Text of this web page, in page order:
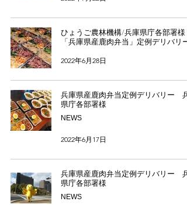
ひょうご農林機構/兵庫県庁各部署
「兵庫県産鹿肉弁当」定例デリバリー
2022年6月28日
兵庫県産鹿肉弁当定例デリバリー 兵
県庁各部署様
NEWS
2022年6月17日
兵庫県産鹿肉弁当定例デリバリー 兵
県庁各部署様
NEWS